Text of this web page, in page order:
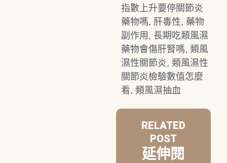
指數上升要停關節炎
藥物嗎, 肝毒性, 藥物
副作用 , 長期吃類風濕
藥物會傷肝腎嗎, 類風
濕性關節炎, 類風濕性
關節炎檢驗數值怎麼
看, 類風濕抽血
RELATED
POST
延伸閱